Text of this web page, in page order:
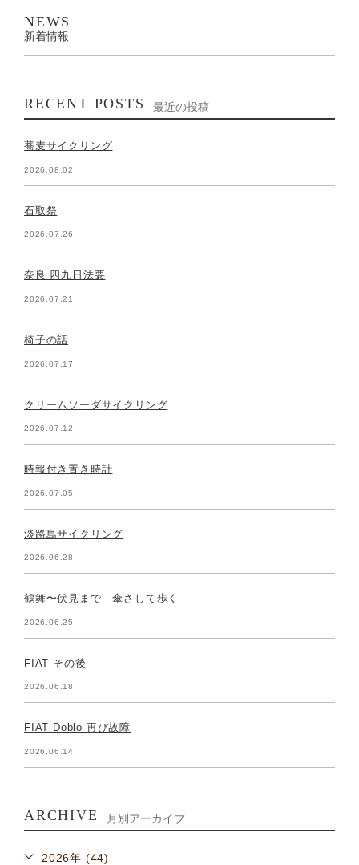
NEWS
新着情報
RECENT POSTS 最近の投稿
蕎麦サイクリング
2026.08.02
石取祭
2026.07.26
奈良 四九日法要
2026.07.21
椅子の話
2026.07.17
クリームソーダサイクリング
2026.07.12
時報付き置き時計
2026.07.05
淡路島サイクリング
2026.06.28
鶴舞〜伏見まで 傘さして歩く
2026.06.25
FIAT その後
2026.06.18
FIAT Doblo 再び故障
2026.06.14
ARCHIVE 月別アーカイブ
2026年 (44)